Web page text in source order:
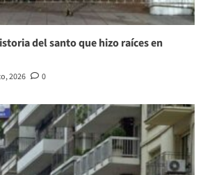
del santo que hizo raíces en
2026 0